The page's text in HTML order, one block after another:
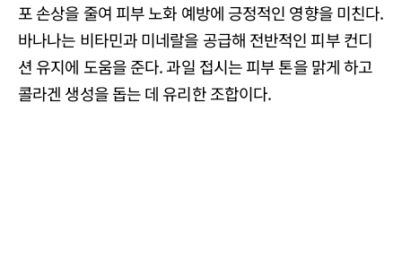
포 손상을 줄여 피부 노화 예방에 긍정적인 영향을 미친다.
바나나는 비타민과 미네랄을 공급해 전반적인 피부 컨디
션 유지에 도움을 준다. 과일 접시는 피부 톤을 맑게 하고
콜라겐 생성을 돕는 데 유리한 조합이다.